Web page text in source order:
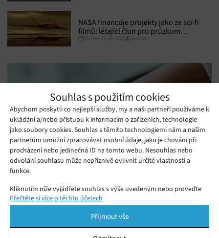
Souhlas s použitím cookies
Abychom poskytli co nejlepší služby, my a naši partneři používáme k
ukládání a/nebo přístupu k informacím o zařízeních, technologie
jako soubory cookies. Souhlas s těmito technologiemi nám a našim
partnerům umožní zpracovávat osobní údaje, jako je chování při
procházení nebo jedinečná ID na tomto webu. Nesouhlas nebo
odvolání souhlasu může nepříznivě ovlivnit určité vlastnosti a
funkce.
Kliknutím níže vyjádřete souhlas s výše uvedeným nebo proveďte
podrobnější rozhodnutí. Vaše volby budou použity pouze na tomto
pomocí přepínačů v Zásadách cookies nebo kliknutím na tlačítko
Spravovat souhlas ve spodní části obrazovky.
Přečtěte si více o těchto účelech
Přijmout vše
NASA financuje projekty jako ze sci-fi
filmů: létající člun pro průzkum
Titanu, nový superrychlý pohon či
Čtvrtek 12. 01. 2023 Samuel
Chystané hodinky Apple Watch se
pochlubí prvním novým designem od roku
V poslední době se stále častěji objevují podrobnosti o
nejnovější high-endové řadě hodinek Apple Watch Series 8 od